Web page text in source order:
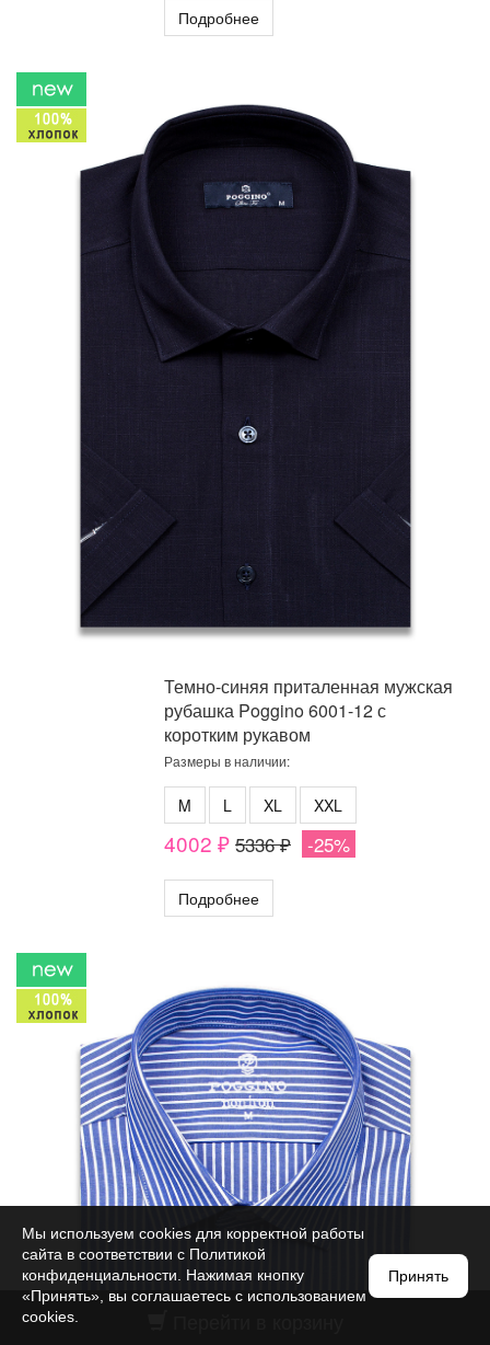
Подробнее
Темно-синяя приталенная мужская
рубашка Poggino 6001-12 с
коротким рукавом
Размеры в наличии:
M L XL XXL
4002 ₽ 5336 ₽ -25%
Подробнее
Мы используем cookies для корректной работы
сайта в соответствии с Политикой
конфиденциальности . Нажимая кнопку
«Принять», вы соглашаетесь с использованием
cookies.
Принять